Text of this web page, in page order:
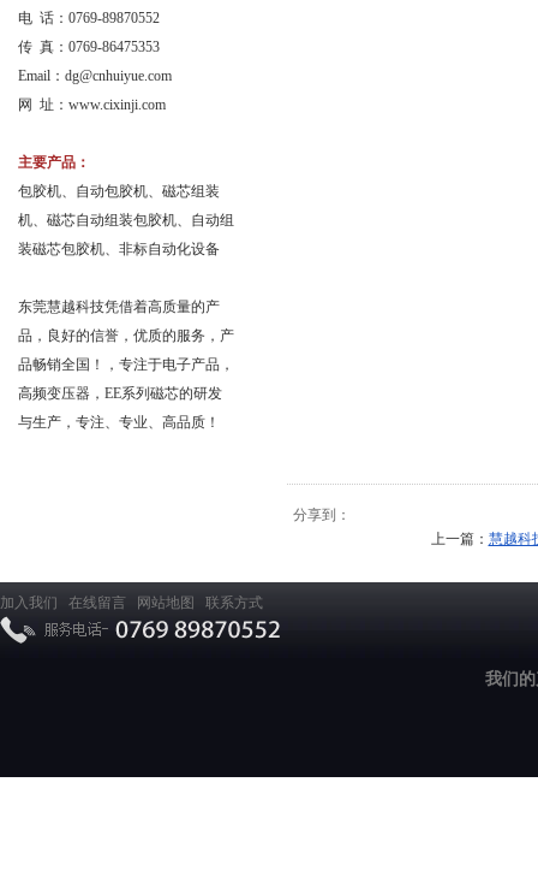
电 话：0769-89870552
传 真：0769-86475353
Email： dg@cnhuiyue.com
网 址：www.cixinji.com
主要产品：
包胶机、自动包胶机、磁芯组装
机、磁芯自动组装包胶机、自动组
装磁芯包胶机、非标自动化设备
东莞慧越科技凭借着高质量的产
品，良好的信誉，优质的服务，产
品畅销全国！，专注于电子产品，
高频变压器，EE系列磁芯的研发
与生产，专注、专业、高品质！
分享到：
上一篇： 慧越科
加入我们 在线留言 网站地图 联系方式
我们